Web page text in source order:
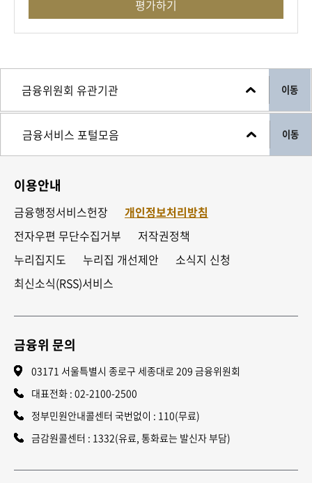
평가하기
이동
이동
이용안내
금융행정서비스헌장
개인정보처리방침
전자우편 무단수집거부
저작권정책
누리집지도
누리집 개선제안
소식지 신청
최신소식(RSS)서비스
금융위 문의
03171 서울특별시 종로구 세종대로 209 금융위원회
대표전화 : 02-2100-2500
정부민원안내콜센터 국번없이 : 110(무료)
금감원콜센터 : 1332(유료, 통화료는 발신자 부담)